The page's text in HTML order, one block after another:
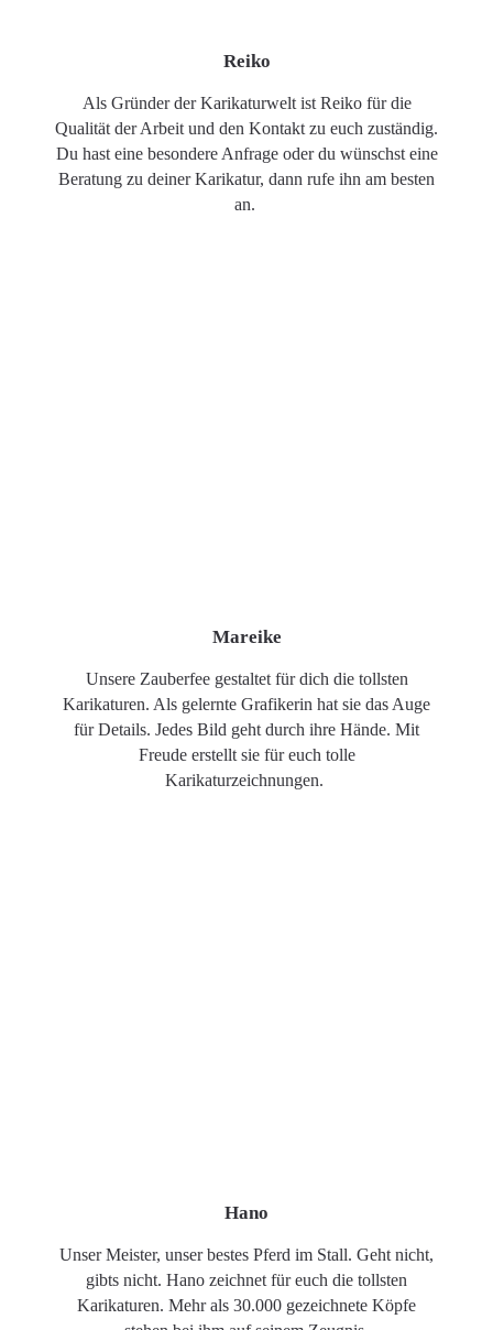
Reiko
Als Gründer der Karikaturwelt ist Reiko für die
Qualität der Arbeit und den Kontakt zu euch zuständig.
Du hast eine besondere Anfrage oder du wünschst eine
Beratung zu deiner Karikatur, dann rufe ihn am besten
an.
Mareike
Unsere Zauberfee gestaltet für dich die tollsten
Karikaturen. Als gelernte Grafikerin hat sie das Auge
für Details. Jedes Bild geht durch ihre Hände. Mit
Freude erstellt sie für euch tolle
Karikaturzeichnungen.
Hano
Unser Meister, unser bestes Pferd im Stall. Geht nicht,
gibts nicht. Hano zeichnet für euch die tollsten
Karikaturen. Mehr als 30.000 gezeichnete Köpfe